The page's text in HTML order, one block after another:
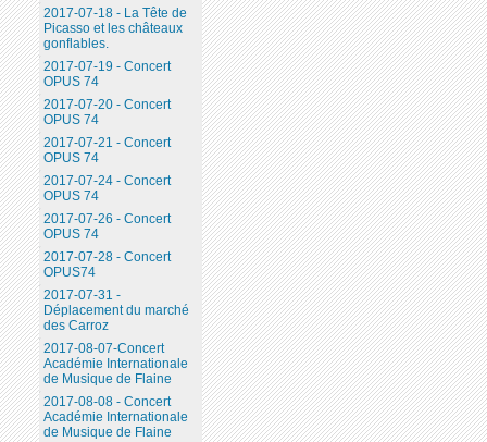
2017-07-18 - La Tête de
Picasso et les châteaux
gonflables.
2017-07-19 - Concert
OPUS 74
2017-07-20 - Concert
OPUS 74
2017-07-21 - Concert
OPUS 74
2017-07-24 - Concert
OPUS 74
2017-07-26 - Concert
OPUS 74
2017-07-28 - Concert
OPUS74
2017-07-31 -
Déplacement du marché
des Carroz
2017-08-07-Concert
Académie Internationale
de Musique de Flaine
2017-08-08 - Concert
Académie Internationale
de Musique de Flaine